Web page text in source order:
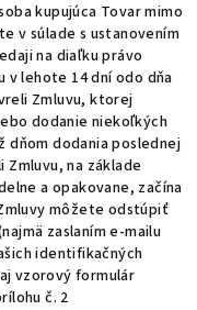
kupujúca Tovar mimo
v súlade s ustanovením
na diaľku právo
lehote 14 dní odo dňa
Zmluvu, ktorej
dodanie niekoľkých
dodania poslednej
na základe
a opakovane, začína
môžete odstúpiť
zaslaním e-mailu
identifikačných
vzorový formulár
č. 2